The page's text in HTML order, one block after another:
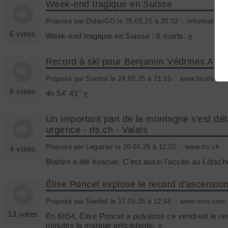
6 votes
Week-end tragique en Suisse
Proposé par DidierGO le 25.05.25 à 20:32 ::
Week-end tragique en Suisse : 6 morts. »
6 votes
Record à ski pour Benjamin Védrines AR
Proposé par Senhal le 24.05.25 à 21:15 ::
4h 54' 41'' »
4 votes
Un important pan de la montagne s'est
urgence - rts.ch - Valais
Proposé par Legazier le 20.05.25 à 12:02 :: www.rts.ch
Blatten a été évacué. C'est aussi l'accès au
13 votes
Élise Poncet explose le record
Proposé par Senhal le 17.05.25 à 12:58 ::
En 6h54, Élise Poncet a pulvérisé ce vendredi le
minutes la marque précédente. »